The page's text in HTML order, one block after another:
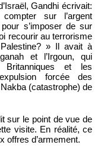
Gandhi écrivait:
sur l’argent
s’imposer de sur
recourir au terrorisme
» Il avait à
et l’Irgoun, qui
et les
forcée des
(catastrophe) de
sur le point de vue de
visite. En réalité, ce
offres d’armement.